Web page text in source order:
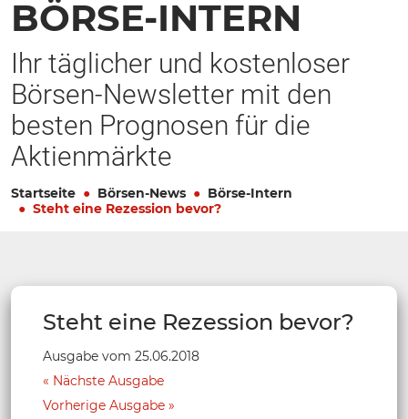
BÖRSE-INTERN
Ihr täglicher und kostenloser
Börsen-Newsletter mit den
besten Prognosen für die
Aktienmärkte
Startseite Börsen-News
Börse-Intern
Steht eine Rezession bevor?
Steht eine Rezession bevor?
Ausgabe vom 25.06.2018
Nächste Ausgabe
Vorherige Ausgabe